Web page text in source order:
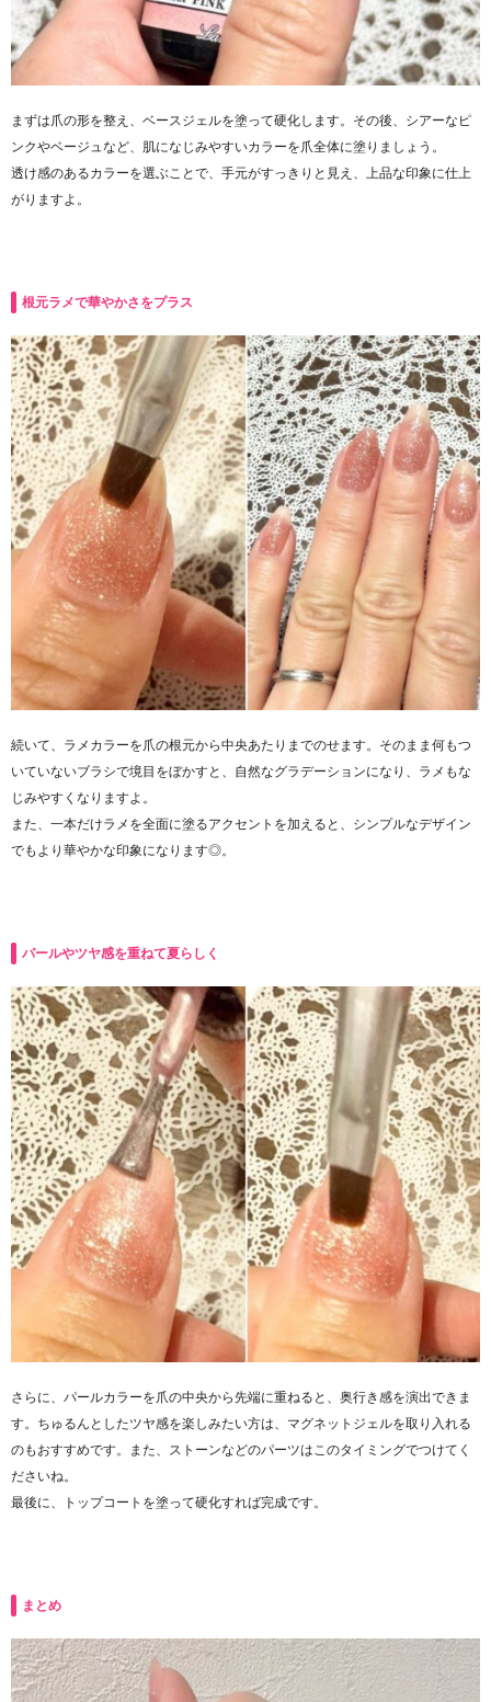
まずは爪の形を整え、ベースジェルを塗って硬化します。その後、シアーなピ
ンクやベージュなど、肌になじみやすいカラーを爪全体に塗りましょう。
透け感のあるカラーを選ぶことで、手元がすっきりと見え、上品な印象に仕上
がりますよ。
根元ラメで華やかさをプラス
続いて、ラメカラーを爪の根元から中央あたりまでのせます。そのまま何もつ
いていないブラシで境目をぼかすと、自然なグラデーションになり、ラメもな
じみやすくなりますよ。
また、一本だけラメを全面に塗るアクセントを加えると、シンプルなデザイン
でもより華やかな印象になります◎。
パールやツヤ感を重ねて夏らしく
さらに、パールカラーを爪の中央から先端に重ねると、奥行き感を演出できま
す。ちゅるんとしたツヤ感を楽しみたい方は、マグネットジェルを取り入れる
のもおすすめです。また、ストーンなどのパーツはこのタイミングでつけてく
ださいね。
最後に、トップコートを塗って硬化すれば完成です。
まとめ